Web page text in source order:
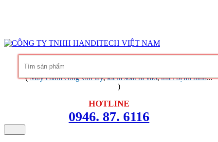
(Máy chấm công vân tay,kiểm soát ra vào,thiết bị an ninh...
)
HOTLINE
0946. 87. 6116